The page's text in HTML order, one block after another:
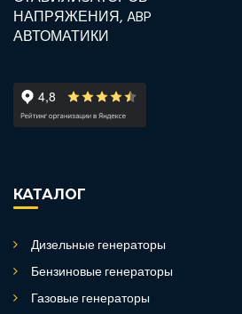
КАТАЛОГ
Дизельные генераторы
Бензиновые генераторы
Газовые генераторы